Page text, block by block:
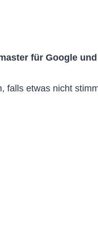
für Google
falls etwas nicht